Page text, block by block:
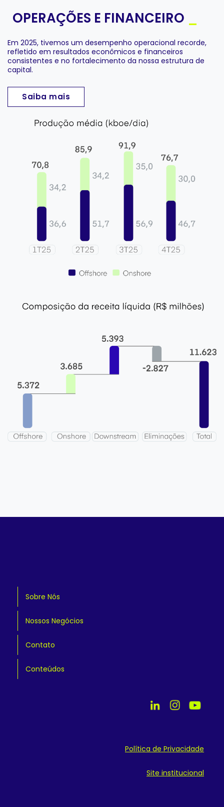
OPERAÇÕES E FINANCEIRO
Em 2025, tivemos um desempenho operacional recorde,
refletido em resultados econômicos e financeiros
consistentes e no fortalecimento da nossa estrutura de
capital.
Saiba mais
Sobre Nós
Nossos Negócios
Contato
Conteúdos
Política de Privacidade
Site institucional